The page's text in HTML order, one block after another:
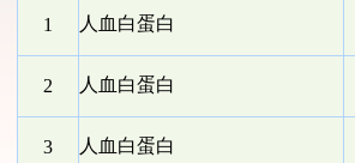
1 人血白蛋白
2 人血白蛋白
3 人血白蛋白